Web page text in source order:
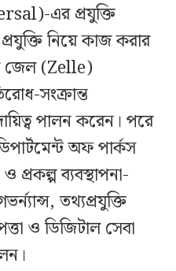
এর প্রযুক্তি
নিয়ে কাজ করার
জেল (Zelle)
সংক্রান্ত
পালন করেন। পরে
অফ পার্কস
প্রকল্প ব্যবস্থাপনা-
তথ্যপ্রযুক্তি
ও ডিজিটাল সেবা